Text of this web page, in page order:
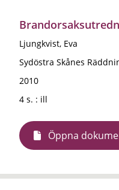
Ljungkvist, Eva
Sydöstra Skånes
2010
4 s. : ill
Öppna